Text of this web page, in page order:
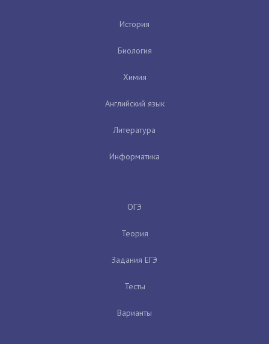
История
Биология
Химия
Английский язык
Литература
Информатика
ОГЭ
Теория
Задания ЕГЭ
Тесты
Варианты